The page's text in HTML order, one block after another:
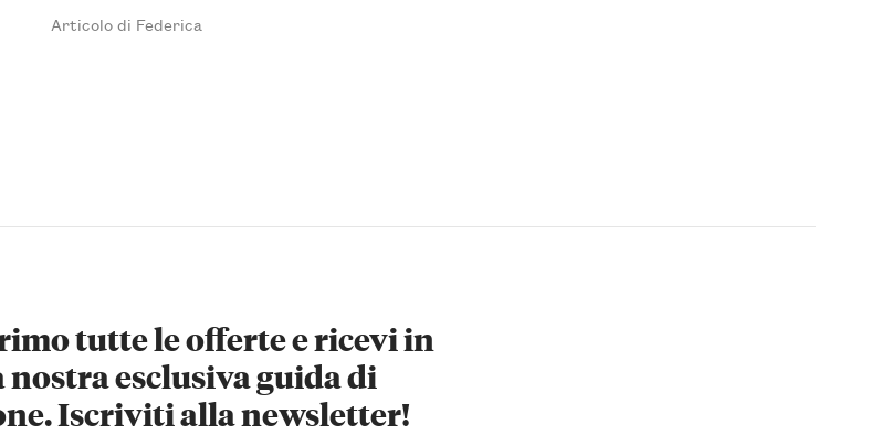
Articolo di Federica
tutte le offerte e ricevi in
nostra esclusiva guida di
Iscriviti alla newsletter!